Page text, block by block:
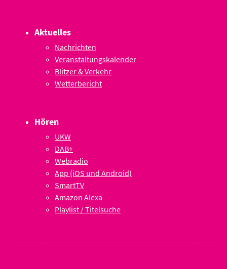
Aktuelles
Nachrichten
Veranstaltungskalender
Blitzer & Verkehr
Wetterbericht
Hören
UKW
DAB+
Webradio
App (iOS und Android)
SmartTV
Amazon Alexa
Playlist / Titelsuche